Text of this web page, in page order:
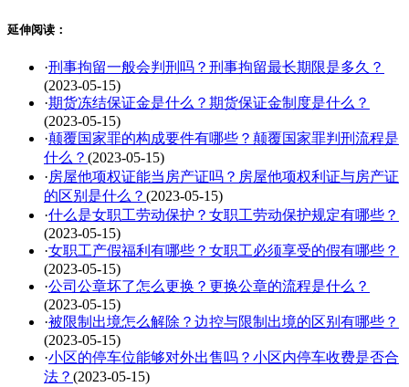
延伸阅读：
·刑事拘留一般会判刑吗？刑事拘留最长期限是多久？
(2023-05-15)
·期货冻结保证金是什么？期货保证金制度是什么？
(2023-05-15)
·颠覆国家罪的构成要件有哪些？颠覆国家罪判刑流程是
什么？ (2023-05-15)
·房屋他项权证能当房产证吗？房屋他项权利证与房产证
的区别是什么？ (2023-05-15)
·什么是女职工劳动保护？女职工劳动保护规定有哪些？
(2023-05-15)
·女职工产假福利有哪些？女职工必须享受的假有哪些？
(2023-05-15)
·公司公章坏了怎么更换？更换公章的流程是什么？
(2023-05-15)
·被限制出境怎么解除？边控与限制出境的区别有哪些？
(2023-05-15)
·小区的停车位能够对外出售吗？小区内停车收费是否合
法？ (2023-05-15)